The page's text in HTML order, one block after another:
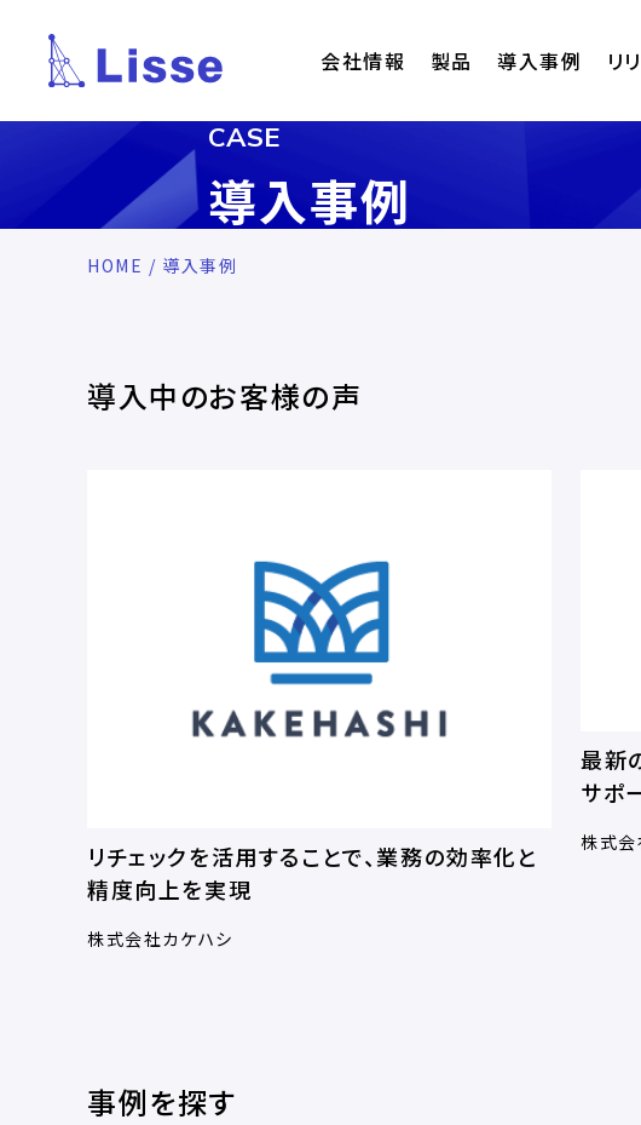
会社情報 製品 導入事例 リ
CASE
導入事例
HOME / 導入事例
導入中のお客様の声
リチェックを活用することで、業務の効率化と
精度向上を実現
株式会社カケハシ
最新
サポ
株式会
事例を探す